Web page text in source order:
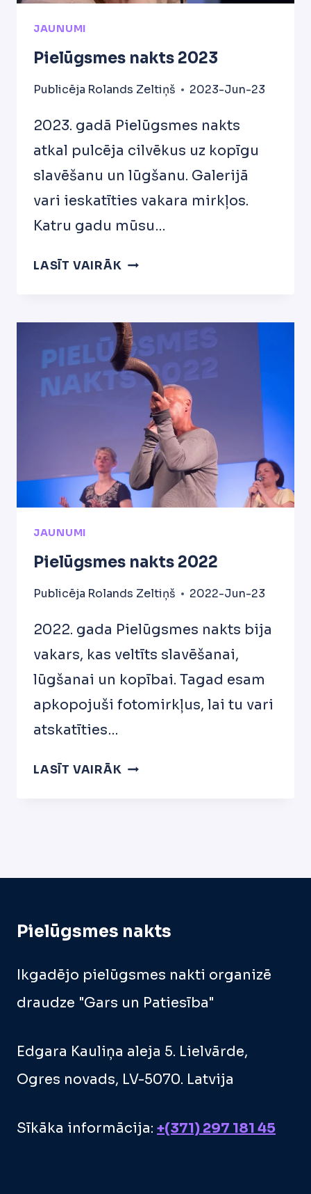
JAUNUMI
Pielūgsmes nakts 2023
Publicēja Rolands Zeltiņš 2023-Jun-23
2023. gadā Pielūgsmes nakts
atkal pulcēja cilvēkus uz kopīgu
slavēšanu un lūgšanu. Galerijā
vari ieskatīties vakara mirkļos.
Katru gadu mūsu…
LASĪT VAIRĀK PIELŪGSMES
JAUNUMI
Pielūgsmes nakts 2022
Publicēja Rolands Zeltiņš 2022-Jun-23
2022. gada Pielūgsmes nakts bija
vakars, kas veltīts slavēšanai,
lūgšanai un kopībai. Tagad esam
apkopojuši fotomirkļus, lai tu vari
atskatīties…
LASĪT VAIRĀK PIELŪGSMES
Pielūgsmes nakts
Ikgadējo pielūgsmes nakti organizē
draudze "Gars un Patiesība"
Edgara Kauliņa aleja 5. Lielvārde,
Ogres novads, LV-5070. Latvija
Sīkāka informācija: +(371) 297 181 45